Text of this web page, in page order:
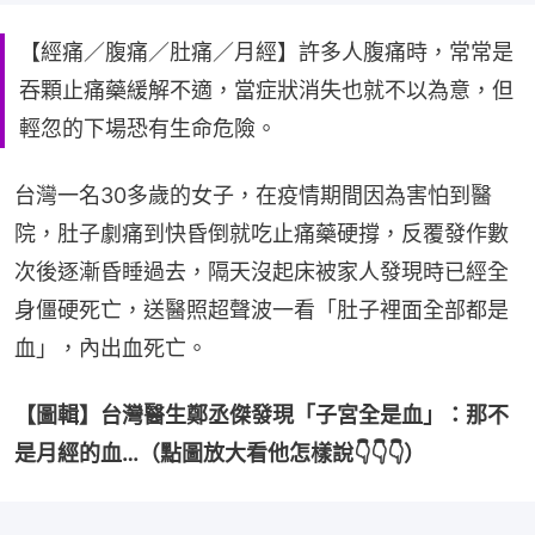
【經痛／腹痛／肚痛／月經】許多人腹痛時，常常是
吞顆止痛藥緩解不適，當症狀消失也就不以為意，但
輕忽的下場恐有生命危險。
台灣一名30多歲的女子，在疫情期間因為害怕到醫
院，肚子劇痛到快昏倒就吃止痛藥硬撐，反覆發作數
次後逐漸昏睡過去，隔天沒起床被家人發現時已經全
身僵硬死亡，送醫照超聲波一看「肚子裡面全部都是
血」，內出血死亡。
【圖輯】台灣醫生鄭丞傑發現「子宮全是血」：那不
是月經的血…（點圖放大看他怎樣說👇👇👇）